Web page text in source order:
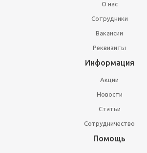
О нас
Сотрудники
Вакансии
Реквизиты
Информация
Акции
Новости
Статьи
Сотрудничество
Помощь